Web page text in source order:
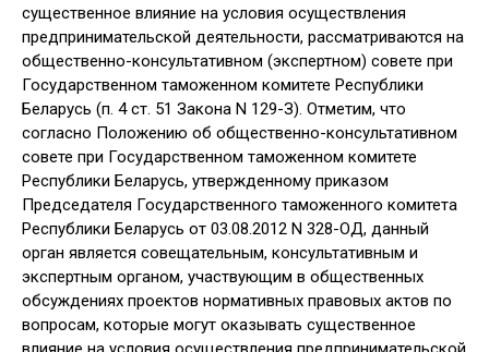
существенное влияние на условия осуществления
предпринимательской деятельности, рассматриваются на
общественно-консультативном (экспертном) совете при
Государственном таможенном комитете Республики
Беларусь (п. 4 ст. 51 Закона N 129-З). Отметим, что
согласно Положению об общественно-консультативном
совете при Государственном таможенном комитете
Республики Беларусь, утвержденному приказом
Председателя Государственного таможенного комитета
Республики Беларусь от 03.08.2012 N 328-ОД, данный
орган является совещательным, консультативным и
экспертным органом, участвующим в общественных
обсуждениях проектов нормативных правовых актов по
вопросам, которые могут оказывать существенное